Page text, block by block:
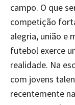
campo. O que
competição
alegria, união e
futebol exerce
realidade. Na
com jovens
recentemente